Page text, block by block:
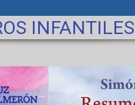
INFANTILES